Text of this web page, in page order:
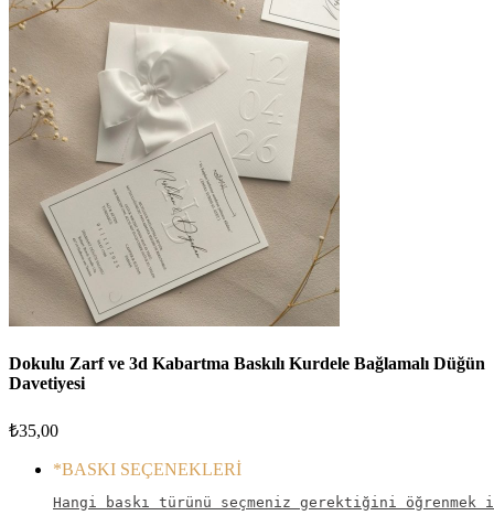
Dokulu Zarf ve 3d Kabartma Baskılı Kurdele Bağlamalı Düğün
Davetiyesi
₺35,00
*BASKI SEÇENEKLERİ
Hangi baskı türünü seçmeniz gerektiğini öğrenmek